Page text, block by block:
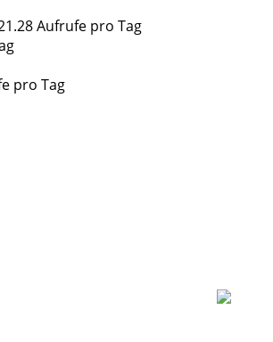
Aufrufe pro Tag
pro Tag